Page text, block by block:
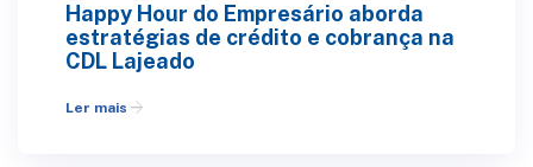
Happy Hour do Empresário aborda
estratégias de crédito e cobrança na
CDL Lajeado
Ler mais arrow_forward